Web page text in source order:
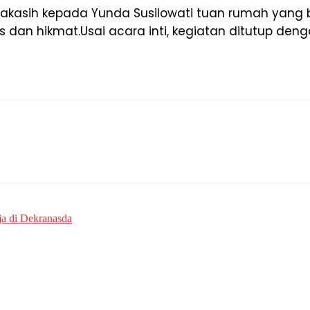
kepada Yunda Susilowati tuan rumah
dan hikmat.Usai acara inti, kegiatan ditutup
di Dekranasda